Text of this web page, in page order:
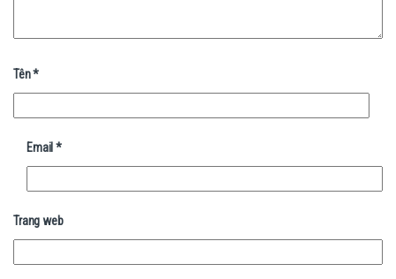
Tên*
Email*
Trang web